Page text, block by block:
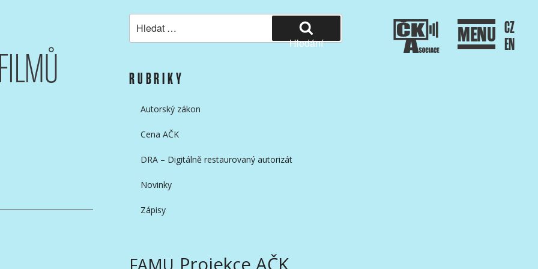
MENU CZ
EN
Hledání
RUBRIKY
Autorský zákon
Cena AČK
DRA – Digitálně restaurovaný autorizát
Novinky
Zápisy